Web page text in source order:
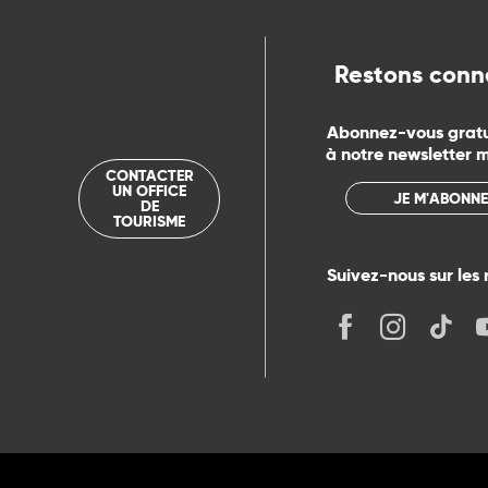
CONTACTER
UN OFFICE
DE
TOURISME
Restons
Abonnez-vous
à notre newsletter
JE M'ABONNE
Suivez-nous sur les